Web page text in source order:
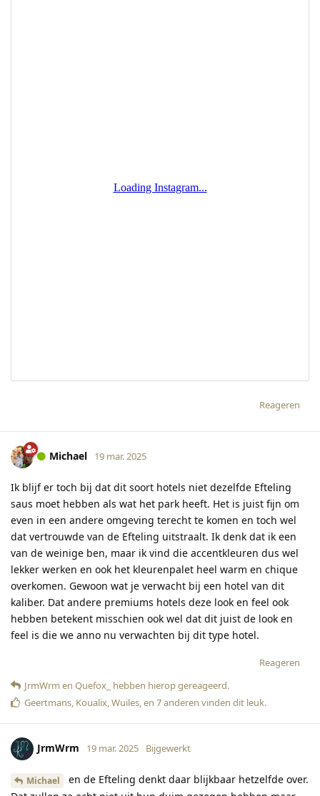
Reageren
Michael 19 mar. 2025
Ik blijf er toch bij dat dit soort hotels niet dezelfde Efteling
saus moet hebben als wat het park heeft. Het is juist fijn om
even in een andere omgeving terecht te komen en toch wel
dat vertrouwde van de Efteling uitstraalt. Ik denk dat ik een
van de weinige ben, maar ik vind die accentkleuren dus wel
lekker werken en ook het kleurenpalet heel warm en chique
overkomen. Gewoon wat je verwacht bij een hotel van dit
kaliber. Dat andere premiums hotels deze look en feel ook
hebben betekent misschien ook wel dat dit juist de look en
feel is die we anno nu verwachten bij dit type hotel.
Reageren
JrmWrm en Quefox_ hebben hierop gereageerd.
Geertmans, Koualix,Wuiles, en 7anderen vinden dit leuk.
JrmWrm 19 mar. 2025 Bijgewerkt
Michael
en de Efteling denkt daar blijkbaar hetzelfde over.